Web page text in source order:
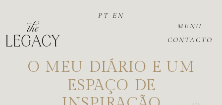
CONTACTO
MENU
PT EN
O MEU DIÁRIO E UM
ESPAÇO DE